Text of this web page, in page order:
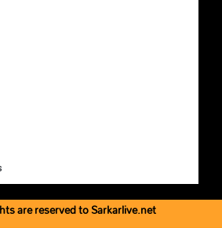
are reserved to Sarkarlive.net